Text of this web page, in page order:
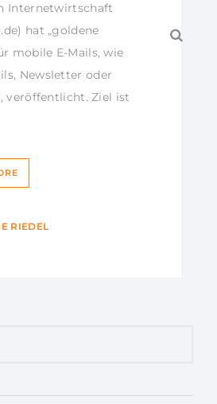
Internetwirtschaft
hat „goldene
mobile E-Mails, wie
Newsletter oder
veröffentlicht. Ziel ist
RIEDEL